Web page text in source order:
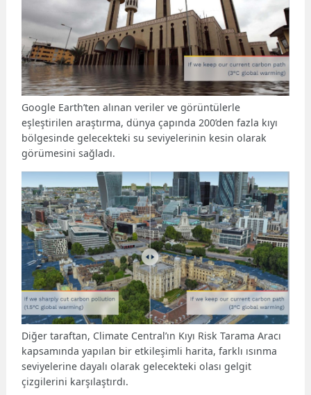
Google Earth’ten alınan veriler ve görüntülerle
eşleştirilen araştırma, dünya çapında 200’den fazla kıyı
bölgesinde gelecekteki su seviyelerinin kesin olarak
görümesini sağladı.
Diğer taraftan, Climate Central’ın Kıyı Risk Tarama Aracı
kapsamında yapılan bir etkileşimli harita, farklı ısınma
seviyelerine dayalı olarak gelecekteki olası gelgit
çizgilerini karşılaştırdı.